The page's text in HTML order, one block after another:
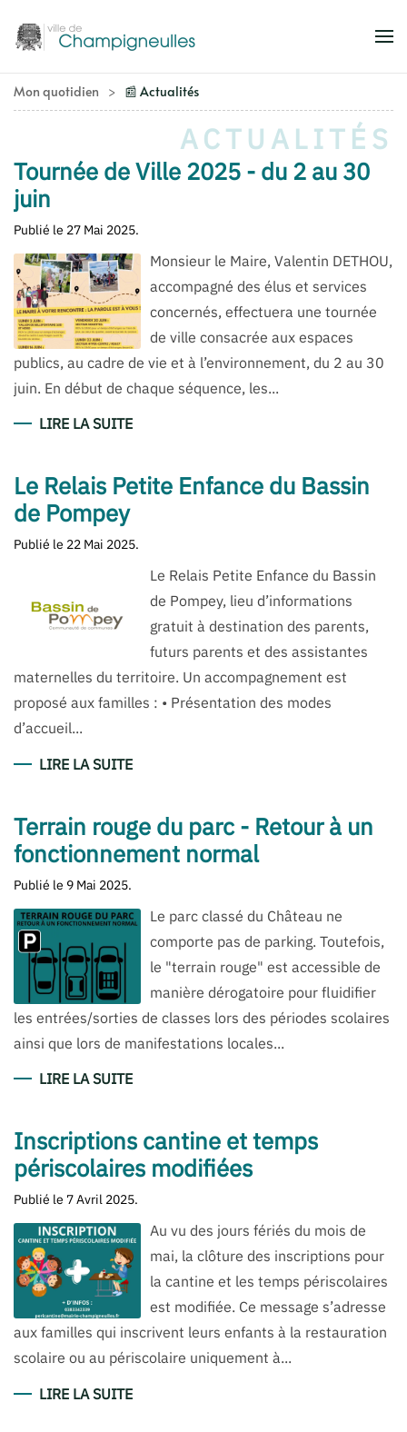
Accéder au contenu principal
Mon quotidien 📰 Actualités
ACTUALITÉS
Tournée de Ville 2025 - du 2 au 30
juin
Publié le 27 Mai 2025.
Monsieur le Maire, Valentin DETHOU,
accompagné des élus et services
concernés, effectuera une tournée
de ville consacrée aux espaces
publics, au cadre de vie et à l’environnement, du 2 au 30
juin. En début de chaque séquence, les...
LIRE LA SUITE
Le Relais Petite Enfance du Bassin
de Pompey
Publié le 22 Mai 2025.
Le Relais Petite Enfance du Bassin
de Pompey, lieu d’informations
gratuit à destination des parents,
futurs parents et des assistantes
maternelles du territoire. Un accompagnement est
proposé aux familles : • Présentation des modes
d’accueil...
LIRE LA SUITE
Terrain rouge du parc - Retour à un
fonctionnement normal
Publié le 9 Mai 2025.
Le parc classé du Château ne
comporte pas de parking. Toutefois,
le "terrain rouge" est accessible de
manière dérogatoire pour fluidifier
les entrées/sorties de classes lors des périodes scolaires
ainsi que lors de manifestations locales...
LIRE LA SUITE
Inscriptions cantine et temps
périscolaires modifiées
Publié le 7 Avril 2025.
Au vu des jours fériés du mois de
mai, la clôture des inscriptions pour
la cantine et les temps périscolaires
est modifiée. Ce message s’adresse
aux familles qui inscrivent leurs enfants à la restauration
scolaire ou au périscolaire uniquement à...
LIRE LA SUITE